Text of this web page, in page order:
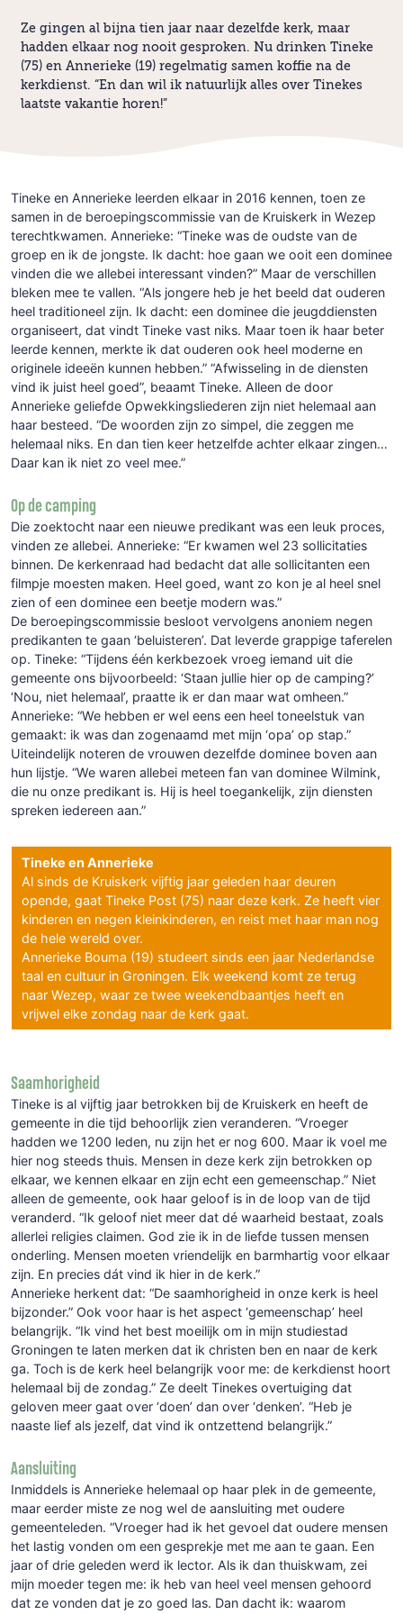
Ze gingen al bijna tien jaar naar dezelfde kerk, maar
hadden elkaar nog nooit gesproken. Nu drinken Tineke
(75) en Annerieke (19) regelmatig samen koffie na de
kerkdienst. “En dan wil ik natuurlijk alles over Tinekes
laatste vakantie horen!”
Tineke en Annerieke leerden elkaar in 2016 kennen, toen ze
samen in de beroepingscommissie van de Kruiskerk in Wezep
terechtkwamen. Annerieke: “Tineke was de oudste van de
groep en ik de jongste. Ik dacht: hoe gaan we ooit een dominee
vinden die we allebei interessant vinden?” Maar de verschillen
bleken mee te vallen. “Als jongere heb je het beeld dat ouderen
heel traditioneel zijn. Ik dacht: een dominee die jeugddiensten
organiseert, dat vindt Tineke vast niks. Maar toen ik haar beter
leerde kennen, merkte ik dat ouderen ook heel moderne en
originele ideeën kunnen hebben.” “Afwisseling in de diensten
vind ik juist heel goed”, beaamt Tineke. Alleen de door
Annerieke geliefde Opwekkingsliederen zijn niet helemaal aan
haar besteed. “De woorden zijn zo simpel, die zeggen me
helemaal niks. En dan tien keer hetzelfde achter elkaar zingen…
Daar kan ik niet zo veel mee.”
Op de camping
Die zoektocht naar een nieuwe predikant was een leuk proces,
vinden ze allebei. Annerieke: “Er kwamen wel 23 sollicitaties
binnen. De kerkenraad had bedacht dat alle sollicitanten een
filmpje moesten maken. Heel goed, want zo kon je al heel snel
zien of een dominee een beetje modern was.”
De beroepingscommissie besloot vervolgens anoniem negen
predikanten te gaan ‘beluisteren’. Dat leverde grappige taferelen
op. Tineke: “Tijdens één kerkbezoek vroeg iemand uit die
gemeente ons bijvoorbeeld: ‘Staan jullie hier op de camping?’
‘Nou, niet helemaal’, praatte ik er dan maar wat omheen.”
Annerieke: “We hebben er wel eens een heel toneelstuk van
gemaakt: ik was dan zogenaamd met mijn ‘opa’ op stap.”
Uiteindelijk noteren de vrouwen dezelfde dominee boven aan
hun lijstje. “We waren allebei meteen fan van dominee Wilmink,
die nu onze predikant is. Hij is heel toegankelijk, zijn diensten
spreken iedereen aan.”
Tineke en Annerieke
Al sinds de Kruiskerk vijftig jaar geleden haar deuren
opende, gaat Tineke Post (75) naar deze kerk. Ze heeft vier
kinderen en negen kleinkinderen, en reist met haar man nog
de hele wereld over.
Annerieke Bouma (19) studeert sinds een jaar Nederlandse
taal en cultuur in Groningen. Elk weekend komt ze terug
naar Wezep, waar ze twee weekendbaantjes heeft en
vrijwel elke zondag naar de kerk gaat.
Saamhorigheid
Tineke is al vijftig jaar betrokken bij de Kruiskerk en heeft de
gemeente in die tijd behoorlijk zien veranderen. “Vroeger
hadden we 1200 leden, nu zijn het er nog 600. Maar ik voel me
hier nog steeds thuis. Mensen in deze kerk zijn betrokken op
elkaar, we kennen elkaar en zijn echt een gemeenschap.” Niet
alleen de gemeente, ook haar geloof is in de loop van de tijd
veranderd. “Ik geloof niet meer dat dé waarheid bestaat, zoals
allerlei religies claimen. God zie ik in de liefde tussen mensen
onderling. Mensen moeten vriendelijk en barmhartig voor elkaar
zijn. En precies dát vind ik hier in de kerk.”
Annerieke herkent dat: “De saamhorigheid in onze kerk is heel
bijzonder.” Ook voor haar is het aspect ‘gemeenschap’ heel
belangrijk. “Ik vind het best moeilijk om in mijn studiestad
Groningen te laten merken dat ik christen ben en naar de kerk
ga. Toch is de kerk heel belangrijk voor me: de kerkdienst hoort
helemaal bij de zondag.” Ze deelt Tinekes overtuiging dat
geloven meer gaat over ‘doen’ dan over ‘denken’. “Heb je
naaste lief als jezelf, dat vind ik ontzettend belangrijk.”
Aansluiting
Inmiddels is Annerieke helemaal op haar plek in de gemeente,
maar eerder miste ze nog wel de aansluiting met oudere
gemeenteleden. “Vroeger had ik het gevoel dat oudere mensen
het lastig vonden om een gesprekje met me aan te gaan. Een
jaar of drie geleden werd ik lector. Als ik dan thuiskwam, zei
mijn moeder tegen me: ik heb van heel veel mensen gehoord
dat ze vonden dat je zo goed las. Dan dacht ik: waarom